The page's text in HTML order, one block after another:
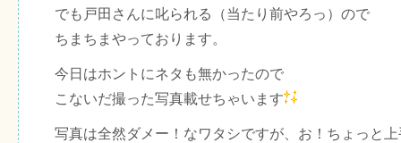
でも戸田さんに叱られる（当たり前やろっ）ので
ちまちまやっております。
今日はホントにネタも無かったので
こないだ撮った写真載せちゃいます
写真は全然ダメー！なワタシですが、お！ちょっと